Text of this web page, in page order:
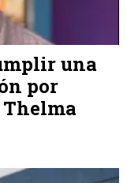
una
por